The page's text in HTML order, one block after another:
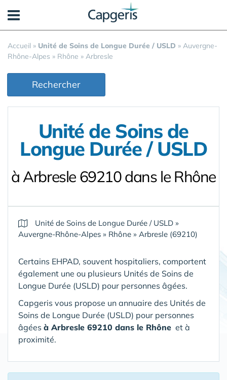
Accueil » Unité de Soins de Longue Durée / USLD » Auvergne-
Rhône-Alpes » Rhône » Arbresle
Rechercher
Unité de Soins de
Longue Durée / USLD
à Arbresle 69210 dans le Rhône
Unité de Soins de Longue Durée / USLD »
Auvergne-Rhône-Alpes » Rhône » Arbresle (69210)
Certains EHPAD, souvent hospitaliers, comportent
également une ou plusieurs Unités de Soins de
Longue Durée (USLD) pour personnes âgées.
Capgeris vous propose un annuaire des Unités de
Soins de Longue Durée (USLD) pour personnes
âgées à Arbresle 69210 dans le Rhône et à
proximité.